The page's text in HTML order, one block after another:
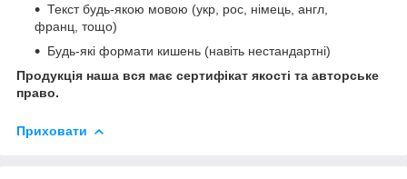
Текст будь-якою мовою (укр, рос, німець, англ,
франц, тощо)
Будь-які формати кишень (навіть нестандартні)
Продукція наша вся має сертифікат якості та авторське
право.
Приховати